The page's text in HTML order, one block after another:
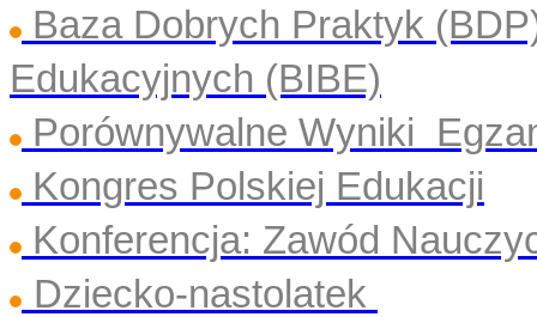
Baza Dobrych Praktyk
Edukacyjnych (BIBE)
Porównywalne Wyniki
Kongres Polskiej Edukacji
Konferencja: Zawód
Dziecko-nastolatek